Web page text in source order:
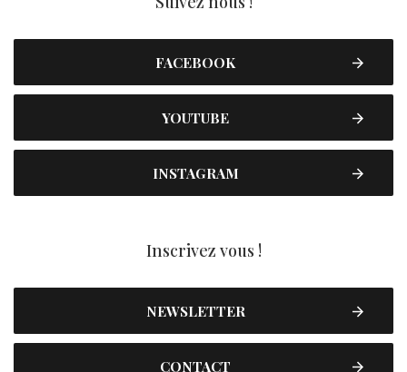
FACEBOOK
YOUTUBE
INSTAGRAM
Inscrivez vous !
NEWSLETTER
CONTACT